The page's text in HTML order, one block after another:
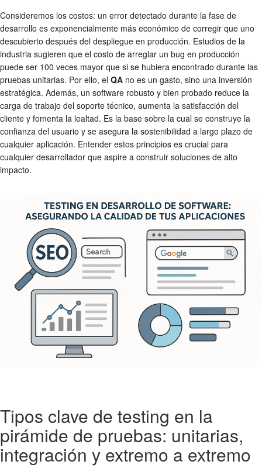
Consideremos los costos: un error detectado durante la fase de
desarrollo es exponencialmente más económico de corregir que uno
descubierto después del despliegue en producción. Estudios de la
industria sugieren que el costo de arreglar un bug en producción
puede ser 100 veces mayor que si se hubiera encontrado durante las
pruebas unitarias. Por ello, el QA no es un gasto, sino una inversión
estratégica. Además, un software robusto y bien probado reduce la
carga de trabajo del soporte técnico, aumenta la satisfacción del
cliente y fomenta la lealtad. Es la base sobre la cual se construye la
confianza del usuario y se asegura la sostenibilidad a largo plazo de
cualquier aplicación. Entender estos principios es crucial para
cualquier desarrollador que aspire a construir soluciones de alto
impacto.
Tipos clave de testing en la
pirámide de pruebas: unitarias,
integración y extremo a extremo